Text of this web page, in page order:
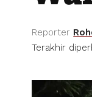
Terakhir
Reporter